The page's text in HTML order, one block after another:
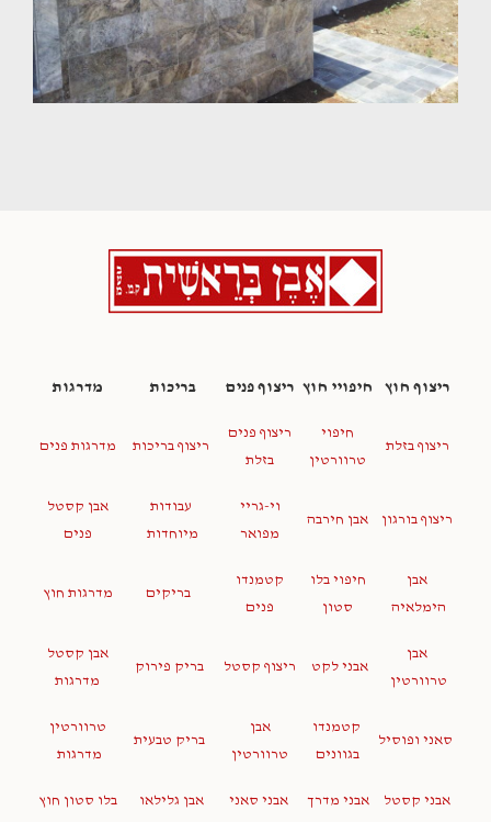
ריצוף חוץ חיפויי חוץ ריצוף פנים בריכות מדרגות
ריצוף בזלת
חיפוי
טרוורטין
ריצוף פנים
בזלת
ריצוף בריכות מדרגות פנים
ריצוף בורגון אבן חירבה
וי-גריי
מפואר
עבודות
מיוחדות
אבן קסטל
פנים
אבן
הימלאיה
חיפוי בלו
סטון
קטמנדו
פנים
בריקים מדרגות חוץ
אבן
טרוורטין
אבני לקט ריצוף קסטל בריק פירוק
אבן קסטל
מדרגות
סאני ופוסיל
קטמנדו
בגוונים
אבן
טרוורטין
בריק טבעית
טרוורטין
מדרגות
אבני קסטל אבני מדרך אבני סאני אבן גלילאו בלו סטון חוץ